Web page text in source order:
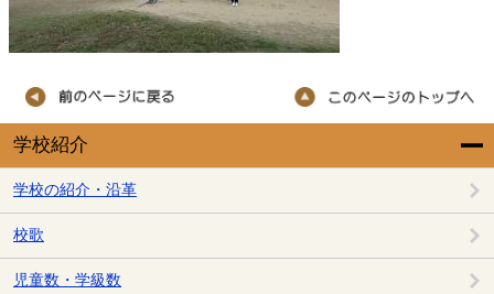
学校紹介
学校の紹介・沿革
校歌
児童数・学級数